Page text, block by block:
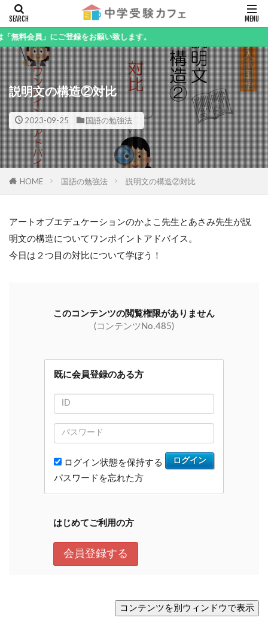
員」にご登録をお願い致します。
説明文の構造②対比
2023-09-25 国語の勉強法
HOME 国語の勉強法 説明文の構造②対比
アートオブエデュケーションのかよこ先生とあさみ先生が説
明文の構造についてワンポイントアドバイス。
今日は２つ目の対比について学ぼう！
キーワード
カテゴリー
検索